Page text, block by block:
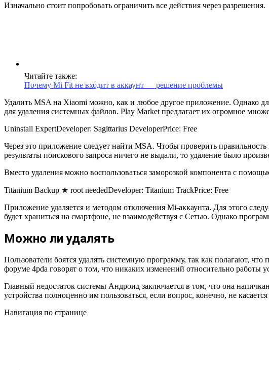
Изначально стоит попробовать ограничить все действия через разрешения.
Читайте также:
Почему Mi Fit не входит в аккаунт — решение проблемы
Удалить MSA на Xiaomi можно, как и любое другое приложение. Однако
для удаления системных файлов. Play Market предлагает их огромное
Uninstall ExpertDeveloper: Sagittarius DeveloperPrice: Free
Через это приложение следует найти MSA. Чтобы проверить
результаты поискового запроса ничего не выдали, то удаление было
Вместо удаления можно воспользоваться заморозкой компонента с
Titanium Backup ★ root neededDeveloper: Titanium TrackPrice: Free
Приложение удаляется и методом отключения Mi-аккаунта. Для этого
будет храниться на смартфоне, не взаимодействуя с Сетью. Однако
Можно ли удалять
Пользователи боятся удалять системную программу, так как полагают,
форуме 4pda говорят о том, что никаких изменений относительно работы
Главный недостаток системы Андроид заключается в том, что она
устройства полноценно им пользоваться, если вопрос, конечно, не
Навигация по странице